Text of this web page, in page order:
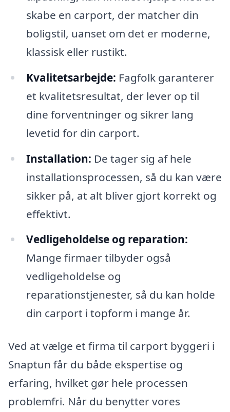
skabe en carport, der matcher din
boligstil, uanset om det er moderne,
klassisk eller rustikt.
Kvalitetsarbejde: Fagfolk garanterer
et kvalitetsresultat, der lever op til
dine forventninger og sikrer lang
levetid for din carport.
Installation: De tager sig af hele
installationsprocessen, så du kan være
sikker på, at alt bliver gjort korrekt og
effektivt.
Vedligeholdelse og reparation:
Mange firmaer tilbyder også
vedligeholdelse og
reparationstjenester, så du kan holde
din carport i topform i mange år.
Ved at vælge et firma til carport byggeri i
Snaptun får du både ekspertise og
erfaring, hvilket gør hele processen
problemfri. Når du benytter vores